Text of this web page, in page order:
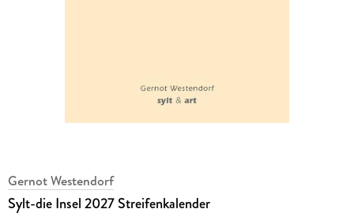
Gernot Westendorf
Sylt-die Insel 2027 Streifenkalender